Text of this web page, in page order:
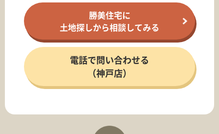
勝美住宅に
土地探しから相談してみる
電話で問い合わせる
（神戸店）